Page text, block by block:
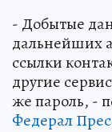
- Добытые
дальнейших
ссылки
другие
же пароль, -
Федерал